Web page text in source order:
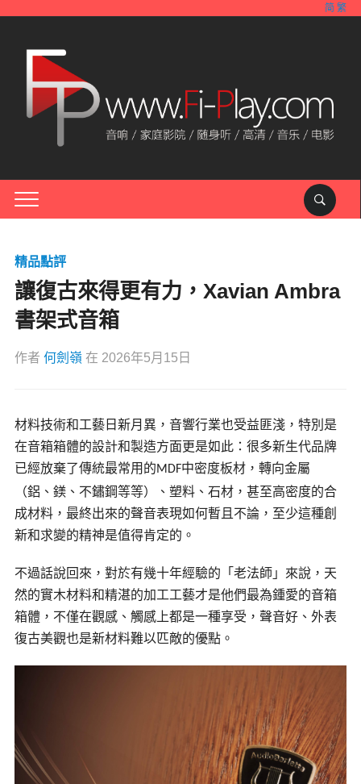
简 繁
精品點評
讓復古來得更有力，Xavian Ambra
書架式音箱
作者 何劍嶺 在 2026年5月15日
材料技術和工藝日新月異，音響行業也受益匪淺，特別是
在音箱箱體的設計和製造方面更是如此：很多新生代品牌
已經放棄了傳統最常用的MDF中密度板材，轉向金屬
（鋁、鎂、不鏽鋼等等）、塑料、石材，甚至高密度的合
成材料，最終出來的聲音表現如何暫且不論，至少這種創
新和求變的精神是值得肯定的。
不過話說回來，對於有幾十年經驗的 「老法師」來說，天
然的實木材料和精湛的加工工藝才是他們最為鍾愛的音箱
箱體，不僅在觀感、觸感上都是一種享受，聲音好、外表
復古美觀也是新材料難以匹敵的優點。